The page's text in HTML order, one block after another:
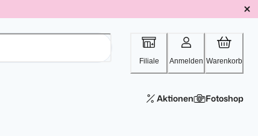
Filiale Anmelden Warenkorb
Aktionen Fotoshop